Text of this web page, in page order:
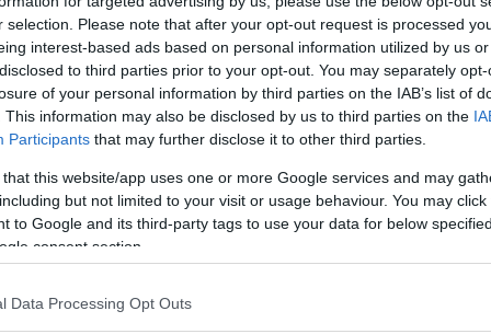
selection. Please note that after your opt-out request is processed
interest-based ads based on personal information utilized by us
to third parties prior to your opt-out. You may separately
of your personal information by third parties on the IAB’s list of
This information may also be disclosed by us to third parties on the
Participants that may further disclose it to other third parties.
that this website/app uses one or more Google services and may
but not limited to your visit or usage behaviour. You may
to Google and its third-party tags to use your data for below
consent section.
Data Processing Opt Outs
av X1, X2, X3, X5, 2-serie Active Tourer,
en diger modellista med i princip samtliga
september 2020. En tredjedel av bilarna ska redan
Samsung SDI. I vissa fall kan produktionsfelet
men BMW hävdar att det bara råder
ladda sina bilar tills problemet är löst.